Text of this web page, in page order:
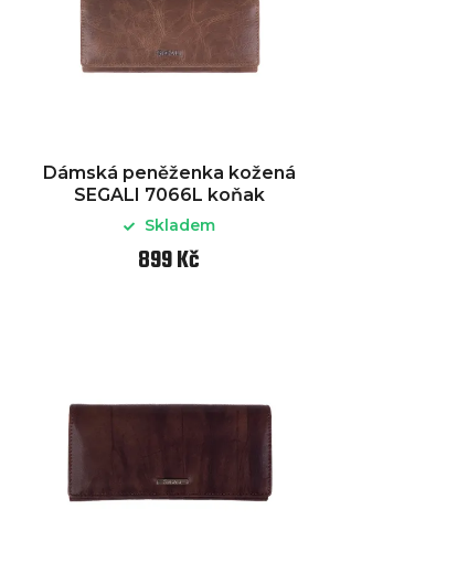
Dámská peněženka kožená
SEGALI 7066L koňak
Skladem
899 Kč